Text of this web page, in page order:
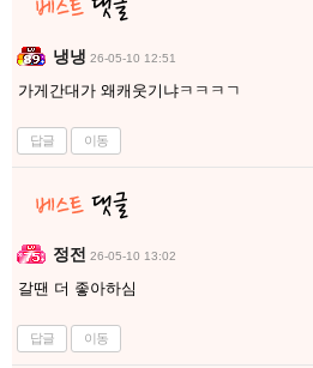
냉냉 26-05-10 12:51
가게간대가 왜캐웃기냐ㅋㅋㅋㄱ
답글 이동
정전 26-05-10 13:02
갈땐 더 좋아하심
답글 이동